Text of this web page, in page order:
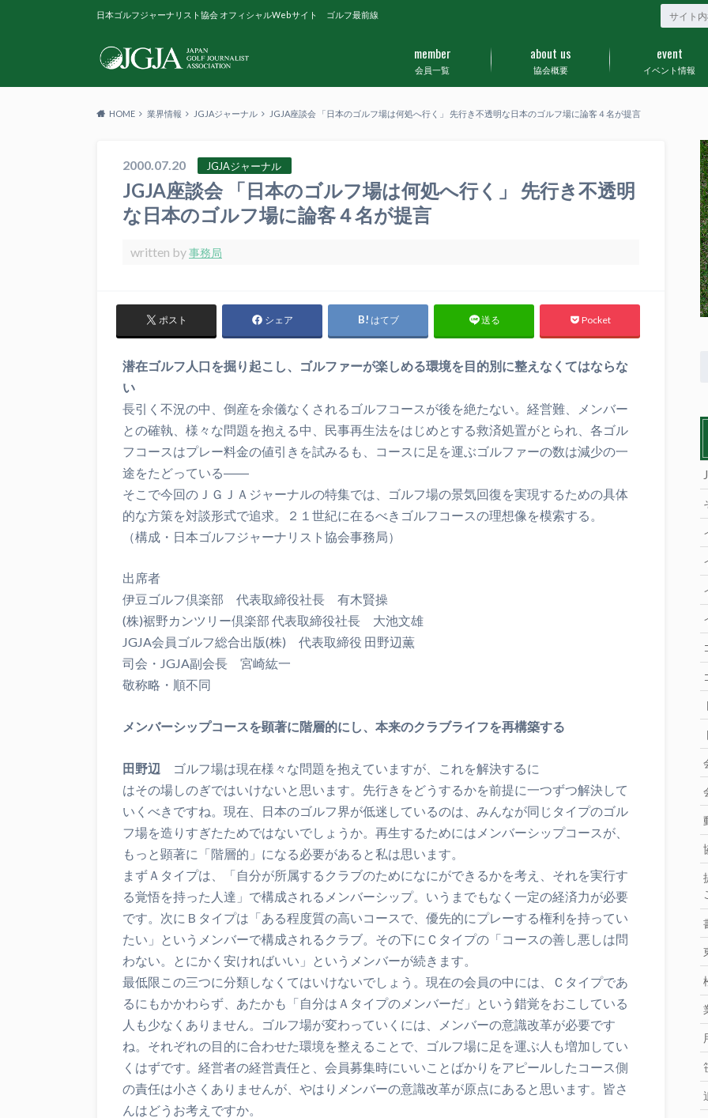
日本ゴルフジャーナリスト協会 オフィシャルWebサイト ゴルフ最前線
会員一覧
member
協会概要
about us
イベント情報
event
HOME 業界情報 JGJAジャーナル JGJA座談会 「日本のゴルフ場は何処へ行く」 先行き不透明な日本のゴルフ場に論客４名が提言
2000.07.20 JGJAジャーナル
JGJA座談会 「日本のゴルフ場は何処へ行く」 先行き不透明
な日本のゴルフ場に論客４名が提言
written by事務局
ポスト シェア はてブ 送る Pocket
潜在ゴルフ人口を掘り起こし、ゴルファーが楽しめる環境を目的別に整えなくてはならな
い
長引く不況の中、倒産を余儀なくされるゴルフコースが後を絶たない。経営難、メンバー
との確執、様々な問題を抱える中、民事再生法をはじめとする救済処置がとられ、各ゴル
フコースはプレー料金の値引きを試みるも、コースに足を運ぶゴルファーの数は減少の一
途をたどっている――
そこで今回のＪＧＪＡジャーナルの特集では、ゴルフ場の景気回復を実現するための具体
的な方策を対談形式で追求。２１世紀に在るべきゴルフコースの理想像を模索する。
（構成・日本ゴルフジャーナリスト協会事務局）
出席者
伊豆ゴルフ倶楽部 代表取締役社長 有木賢操
(株)裾野カンツリー倶楽部 代表取締役社長 大池文雄
JGJA会員ゴルフ総合出版(株) 代表取締役 田野辺薫
司会・JGJA副会長 宮崎紘一
敬称略・順不同
メンバーシップコースを顕著に階層的にし、本来のクラブライフを再構築する
田野辺 ゴルフ場は現在様々な問題を抱えていますが、これを解決するに
はその場しのぎではいけないと思います。先行きをどうするかを前提に一つずつ解決して
いくべきですね。現在、日本のゴルフ界が低迷しているのは、みんなが同じタイプのゴル
フ場を造りすぎたためではないでしょうか。再生するためにはメンバーシップコースが、
もっと顕著に「階層的」になる必要があると私は思います。
まずＡタイプは、「自分が所属するクラブのためになにができるかを考え、それを実行す
る覚悟を持った人達」で構成されるメンバーシップ。いうまでもなく一定の経済力が必要
です。次にＢタイプは「ある程度質の高いコースで、優先的にプレーする権利を持ってい
たい」というメンバーで構成されるクラブ。その下にＣタイプの「コースの善し悪しは問
わない。とにかく安ければいい」というメンバーが続きます。
最低限この三つに分類しなくてはいけないでしょう。現在の会員の中には、Ｃタイプであ
るにもかかわらず、あたかも「自分はＡタイプのメンバーだ」という錯覚をおこしている
人も少なくありません。ゴルフ場が変わっていくには、メンバーの意識改革が必要です
ね。それぞれの目的に合わせた環境を整えることで、ゴルフ場に足を運ぶ人も増加してい
くはずです。経営者の経営責任と、会員募集時にいいことばかりをアピールしたコース側
の責任は小さくありませんが、やはりメンバーの意識改革が原点にあると思います。皆さ
んはどうお考えですか。